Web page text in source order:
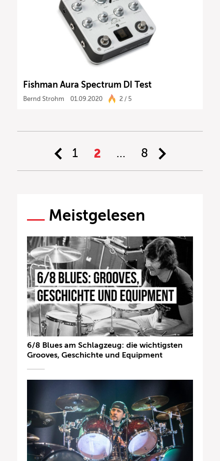
Fishman Aura Spectrum DI Test
Bernd Strohm 01.09.2020 2 / 5
1 2 … 8
Meistgelesen
6/8 Blues am Schlagzeug: die wichtigsten
Grooves, Geschichte und Equipment